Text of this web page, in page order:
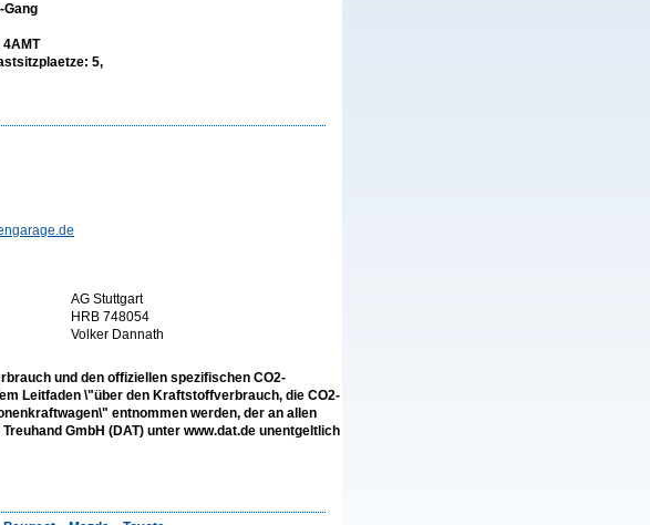
Gang
4AMT
5,
AG Stuttgart
HRB 748054
Volker Dannath
und den offiziellen spezifischen CO2-
Leitfaden \"über den Kraftstoffverbrauch, die CO2-
entnommen werden, der an allen
GmbH (DAT) unter www.dat.de unentgeltlich